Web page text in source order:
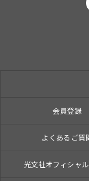
会員登録
よくあるご質
光文社オフィシャ